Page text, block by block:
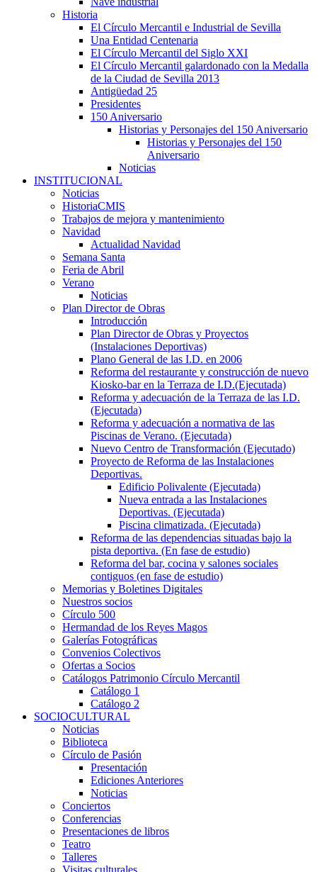
Historia
El Círculo Mercantil e Industrial de Sevilla
Una Entidad Centenaria
El Círculo Mercantil del Siglo XXI
El Círculo Mercantil galardonado con la Medalla
de la Ciudad de Sevilla 2013
Antigüedad 25
Presidentes
150 Aniversario
Historias y Personajes del 150 Aniversario
Historias y Personajes del 150
Aniversario
Noticias
INSTITUCIONAL
Noticias
HistoriaCMIS
Trabajos de mejora y mantenimiento
Navidad
Actualidad Navidad
Semana Santa
Feria de Abril
Verano
Noticias
Plan Director de Obras
Introducción
Plan Director de Obras y Proyectos
(Instalaciones Deportivas)
Plano General de las I.D. en 2006
Reforma del restaurante y construcción de nuevo
Kiosko-bar en la Terraza de I.D.(Ejecutada)
Reforma y adecuación de la Terraza de las I.D.
(Ejecutada)
Reforma y adecuación a normativa de las
Piscinas de Verano. (Ejecutada)
Nuevo Centro de Transformación (Ejecutado)
Proyecto de Reforma de las Instalaciones
Deportivas.
Edificio Polivalente (Ejecutada)
Nueva entrada a las Instalaciones
Deportivas. (Ejecutada)
Piscina climatizada. (Ejecutada)
Reforma de las dependencias situadas bajo la
pista deportiva. (En fase de estudio)
Reforma del bar, cocina y salones sociales
contiguos (en fase de estudio)
Memorias y Boletines Digitales
Nuestros socios
Círculo 500
Hermandad de los Reyes Magos
Galerías Fotográficas
Convenios Colectivos
Ofertas a Socios
Catálogos Patrimonio Círculo Mercantil
Catálogo 1
Catálogo 2
SOCIOCULTURAL
Noticias
Biblioteca
Círculo de Pasión
Presentación
Ediciones Anteriores
Noticias
Conciertos
Conferencias
Presentaciones de libros
Teatro
Talleres